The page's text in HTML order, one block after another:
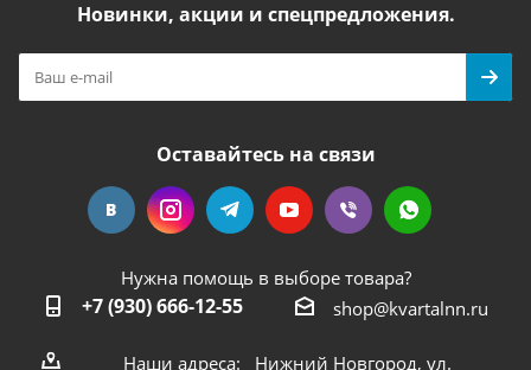
Новинки, акции и спецпредложения.
Оставайтесь на связи
Нужна помощь в выборе товара?
+7 (930) 666-12-55 shop@kvartalnn.ru
Наши адреса: Нижний Новгород, ул.